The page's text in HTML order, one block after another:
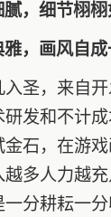
，细节栩栩
，画风自成
，来自开
发和不计成
石，在游
多人力越充
分耕耘一